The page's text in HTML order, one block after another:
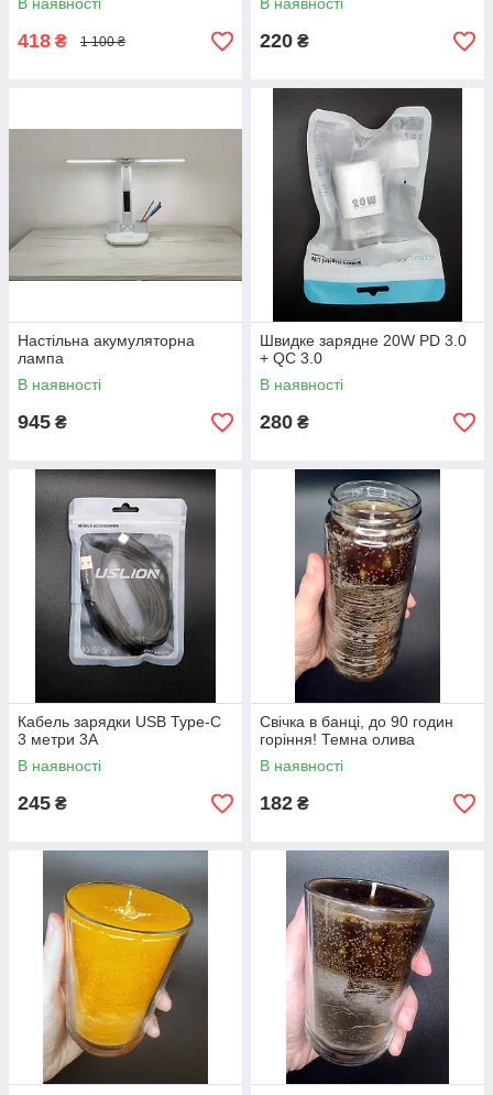
418 ₴ 1 100 ₴ 220 ₴
Настільна акумуляторна
лампа
В наявності
945 ₴
Швидке зарядне 20W PD 3.0
+ QC 3.0
В наявності
280 ₴
Кабель зарядки USB Type-C
3 метри 3А
В наявності
245 ₴
Свічка в банці, до 90 годин
горіння! Темна олива
В наявності
182 ₴